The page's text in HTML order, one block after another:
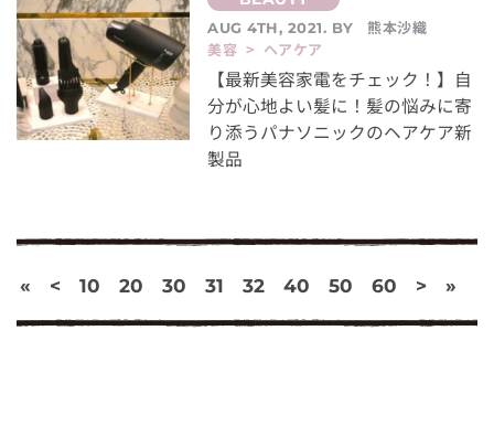
AUG 4TH, 2021. BY
熊本沙織
美容 > ヘアケア
【最新美容家電をチェック！】自
分が心地よい髪に！髪の悩みに寄
り添うパナソニックのヘアケア新
製品
« < 10 20 30 31 32 40 50 60 > »